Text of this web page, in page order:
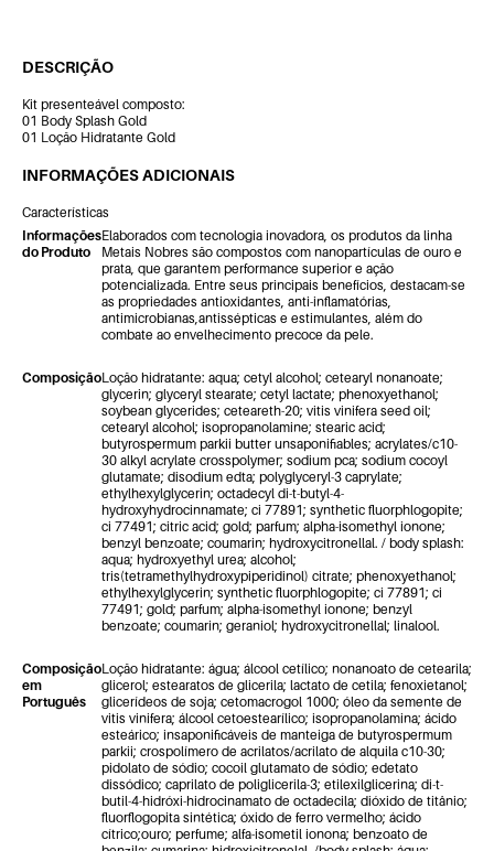
DESCRIÇÃO
Kit presenteável composto:
01 Body Splash Gold
01 Loção Hidratante Gold
INFORMAÇÕES ADICIONAIS
Características
Informações
do Produto
Elaborados com tecnologia inovadora, os produtos da linha
Metais Nobres são compostos com nanopartículas de ouro e
prata, que garantem performance superior e ação
potencializada. Entre seus principais benefícios, destacam-se
as propriedades antioxidantes, anti-inflamatórias,
antimicrobianas,antissépticas e estimulantes, além do
combate ao envelhecimento precoce da pele.
ComposiçãoLoção hidratante: aqua; cetyl alcohol; cetearyl nonanoate;
glycerin; glyceryl stearate; cetyl lactate; phenoxyethanol;
soybean glycerides; ceteareth-20; vitis vinifera seed oil;
cetearyl alcohol; isopropanolamine; stearic acid;
butyrospermum parkii butter unsaponifiables; acrylates/c10-
30 alkyl acrylate crosspolymer; sodium pca; sodium cocoyl
glutamate; disodium edta; polyglyceryl-3 caprylate;
ethylhexylglycerin; octadecyl di-t-butyl-4-
hydroxyhydrocinnamate; ci 77891; synthetic fluorphlogopite;
ci 77491; citric acid; gold; parfum; alpha-isomethyl ionone;
benzyl benzoate; coumarin; hydroxycitronellal. / body splash:
aqua; hydroxyethyl urea; alcohol;
tris(tetramethylhydroxypiperidinol) citrate; phenoxyethanol;
ethylhexylglycerin; synthetic fluorphlogopite; ci 77891; ci
77491; gold; parfum; alpha-isomethyl ionone; benzyl
benzoate; coumarin; geraniol; hydroxycitronellal; linalool.
Composição
em
Português
Loção hidratante: água; álcool cetílico; nonanoato de cetearila;
glicerol; estearatos de glicerila; lactato de cetila; fenoxietanol;
glicerídeos de soja; cetomacrogol 1000; óleo da semente de
vitis vinifera; álcool cetoestearílico; isopropanolamina; ácido
esteárico; insaponificáveis de manteiga de butyrospermum
parkii; crospolímero de acrilatos/acrilato de alquila c10-30;
pidolato de sódio; cocoil glutamato de sódio; edetato
dissódico; caprilato de poliglicerila-3; etilexilglicerina; di-t-
butil-4-hidróxi-hidrocinamato de octadecila; dióxido de titânio;
fluorflogopita sintética; óxido de ferro vermelho; ácido
cítrico;ouro; perfume; alfa-isometil ionona; benzoato de